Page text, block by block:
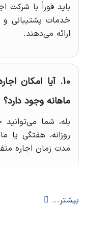
باید فوراً با شرکت
خدمات پشتیبانی و
ارائه می‌دهند.
10. آیا امکان
ماهانه وجود دارد؟
بله، شما
روزانه، هفتگی یا
مدت زمان اجاره
بیشتر...